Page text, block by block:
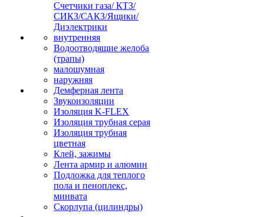
Счетчики газа/ КТЗ/
СИКЗ/САКЗ/Ящики/
Диэлектрики
внутренняя
Водоотводящие желоба
(трапы)
малошумная
наружняя
Демферная лента
Звукоизоляции
Изоляция K-FLEX
Изоляция трубная серая
Изоляция трубная
цветная
Клей, зажимы
Лента армир и алюмин
Подложка для теплого
пола и пеноплекс,
минвата
Скорлупа (цилиндры)